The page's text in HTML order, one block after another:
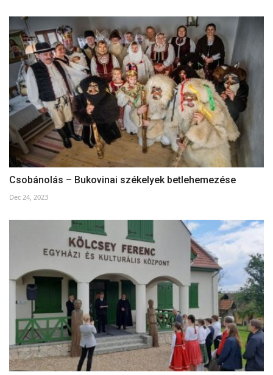
Csobánolás – Bukovinai székelyek betlehemezése
Dec 24, 2023